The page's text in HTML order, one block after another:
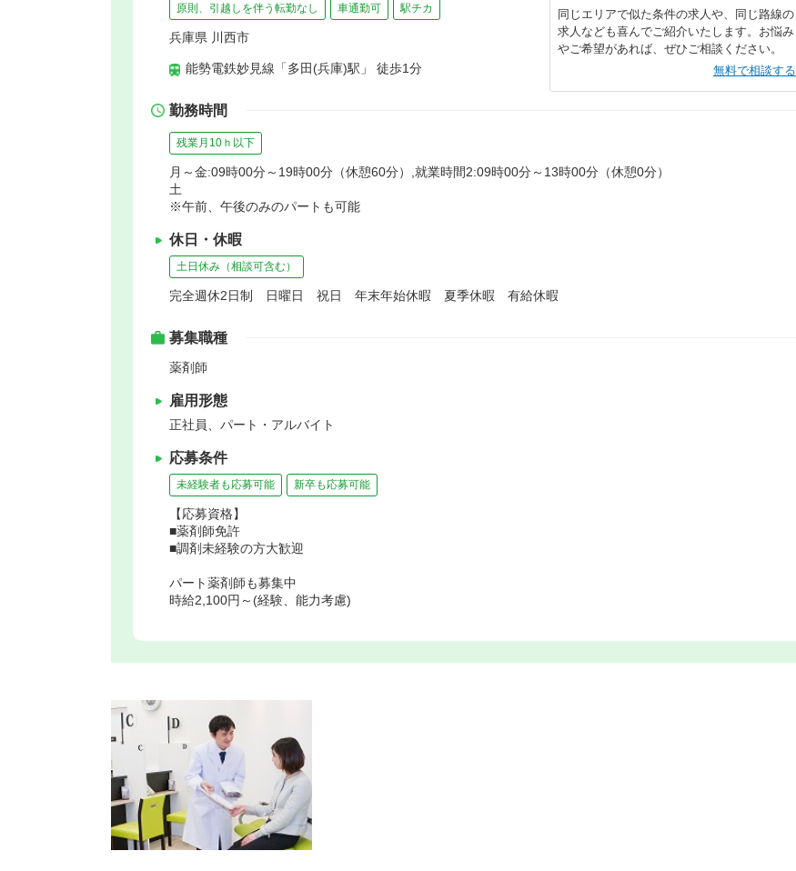
原則、引越しを伴う転勤なし 車通勤可 駅チカ
兵庫県 川西市
能勢電鉄妙見線「多田(兵庫)駅」 徒歩1分
同じエリアで似た条件の求人や、同じ路線の
求人なども喜んでご紹介いたします。お悩み
やご希望があれば、ぜひご相談ください。
無料で相談する
勤務時間
残業月10ｈ以下
月～金:09時00分～19時00分（休憩60分）,就業時間2:09時00分～13時00分（休憩0分）
土
※午前、午後のみのパートも可能
休日・休暇
土日休み（相談可含む）
完全週休2日制 日曜日 祝日 年末年始休暇 夏季休暇 有給休暇
募集職種
薬剤師
雇用形態
正社員、パート・アルバイト
応募条件
未経験者も応募可能 新卒も応募可能
【応募資格】
■薬剤師免許
■調剤未経験の方大歓迎
パート薬剤師も募集中
時給2,100円～(経験、能力考慮)